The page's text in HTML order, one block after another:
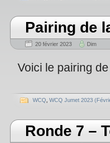
Pairing de
20 février 2023 Dim
Voici le pairing
WCQ WCQ Jumet 2023
Ronde 7 –